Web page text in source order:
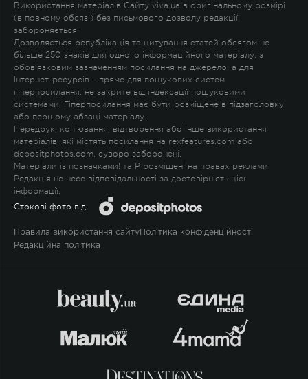
Використання матеріалів Сайту viva.ua в оригінальному розмірі
(в повному обсязі) без письмового дозволу редакції
забороняється.
Дозволяється републікація та цитування статей обсягом не
більше 250 знаків для одного інформаційного матеріалу, з
обов'язковим зазначенням посилання на джерело, а для
Інтернет-ресурсів – пряме для пошукових систем
гіперпосилання, не закрите від індексації пошуковими
системами. Гіперпосилання має бути розміщене в підзаголовку
або першому абзаці матеріалу.
Передрук, копіювання, відтворення або інше використання
матеріалів, які містять посилання на rexfeatures.com або
depositphotos.com, суворо заборонені.
Матеріали із позначками! та P розміщені на правах реклами.
Редакція не несе відповідальності за достовірність цієї
інформації.
Стокові фото від:
Правила використання сайту Політика конфіденційності
Редакційна політика